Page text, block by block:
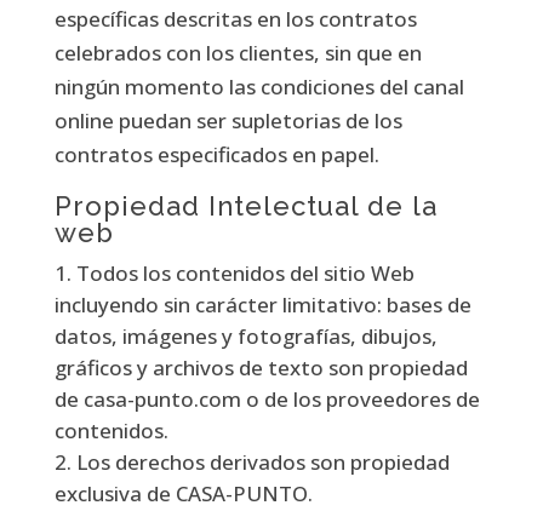
específicas descritas en los contratos
celebrados con los clientes, sin que en
ningún momento las condiciones del canal
online puedan ser supletorias de los
contratos especificados en papel.
Propiedad Intelectual de la
web
Todos los contenidos del sitio Web
incluyendo sin carácter limitativo: bases de
datos, imágenes y fotografías, dibujos,
gráficos y archivos de texto son propiedad
de casa-punto.com o de los proveedores de
contenidos.
Los derechos derivados son propiedad
exclusiva de CASA-PUNTO.